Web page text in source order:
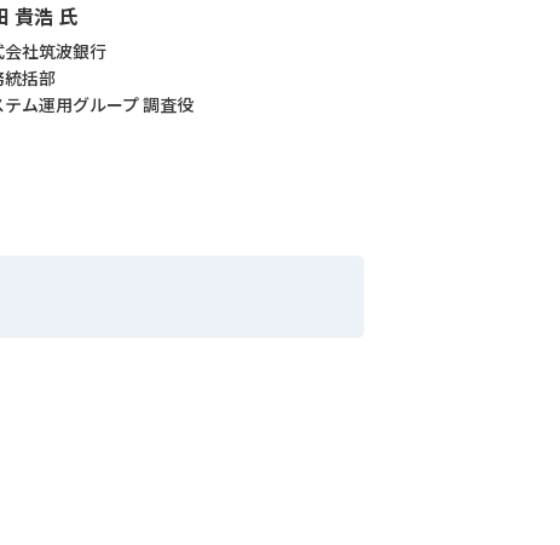
貴浩 氏
会社筑波銀行
統括部
テム運用グループ 調査役